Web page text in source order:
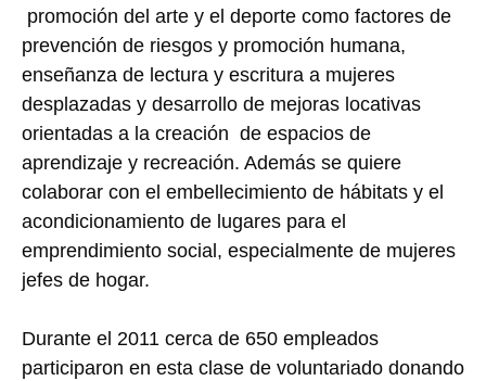
promoción del arte y el deporte como factores de
prevención de riesgos y promoción humana,
enseñanza de lectura y escritura a mujeres
desplazadas y desarrollo de mejoras locativas
orientadas a la creación de espacios de
aprendizaje y recreación. Además se quiere
colaborar con el embellecimiento de hábitats y el
acondicionamiento de lugares para el
emprendimiento social, especialmente de mujeres
jefes de hogar.
Durante el 2011 cerca de 650 empleados
participaron en esta clase de voluntariado donando